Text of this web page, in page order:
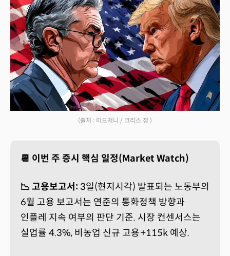
(출처 : 미드저니 / 크리스 정 )
📆 이번 주 증시 핵심 일정(Market Watch)
📉 고용보고서: 3일(현지시각) 발표되는 노동부의
6월 고용 보고서는 연준의 통화정책 방향과
인플레 지속 여부의 판단 기준. 시장 컨센서스는
실업률 4.3%, 비농업 신규 고용 +115k 예상.